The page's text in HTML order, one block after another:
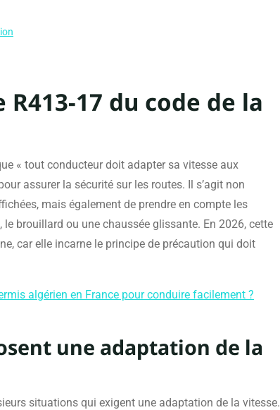
17 du code de la
« tout conducteur doit adapter sa vitesse aux
assurer la sécurité sur les routes. Il s’agit non
mais également de prendre en compte les
brouillard ou une chaussée glissante. En 2026, cette
car elle incarne le principe de précaution qui doit
algérien en France pour conduire facilement ?
une adaptation de la
situations qui exigent une adaptation de la vitesse.